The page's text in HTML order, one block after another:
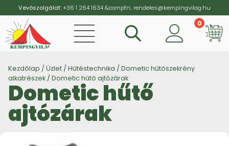
Vevőszolgálat:+36 1 264 1634&compfn; rendeles@kempingvilag.hu
0
Kezdőlap / Üzlet / Hűtéstechnika / Dometic hűtőszekrény
alkatrészek / Dometic hűtő ajtózárak
Dometic hűtő
ajtózárak